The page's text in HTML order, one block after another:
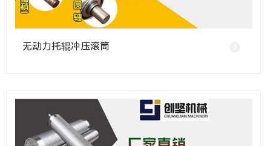
无动力托辊冲压滚筒